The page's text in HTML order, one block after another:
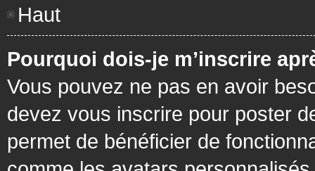
Haut
Pourquoi dois-je m’inscrire
Vous pouvez ne pas en avoir
devez vous inscrire pour poster
permet de bénéficier de